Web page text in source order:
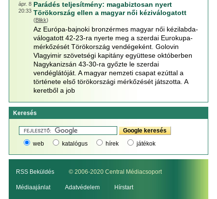
ápr. 8
20:33
Parádés teljesítmény: magabiztosan nyert
Törökország ellen a magyar női kéziválogatott
(Blikk)
Az Európa-bajnoki bronzérmes magyar női kézilabda-
válogatott 42-23-ra nyerte meg a szerdai Eurokupa-
mérkőzését Törökország vendégeként. Golovin
Vlagyimir szövetségi kapitány együttese októberben
Nagykanizsán 43-30-ra győzte le szerdai
vendéglátóját. A magyar nemzeti csapat ezúttal a
története első törökországi mérkőzését játszotta. A
keretből a job
Keresés
web katalógus hírek játékok
RSS Beküldés © 2006-2020 Central Médiacsoport
Médiaajánlat Adatvédelem Hírstart